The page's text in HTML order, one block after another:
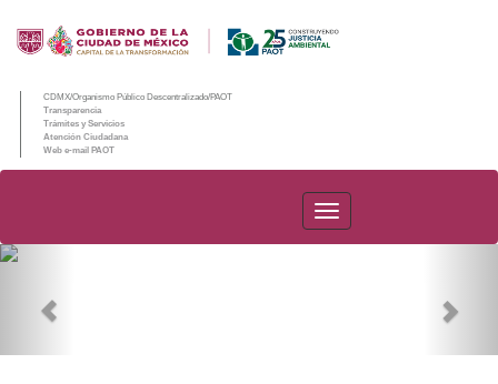
CDMX/Organismo Público Descentralizado/PAOT
Transparencia
Trámites y Servicios
Atención Ciudadana
Web e-mail PAOT
PAOT